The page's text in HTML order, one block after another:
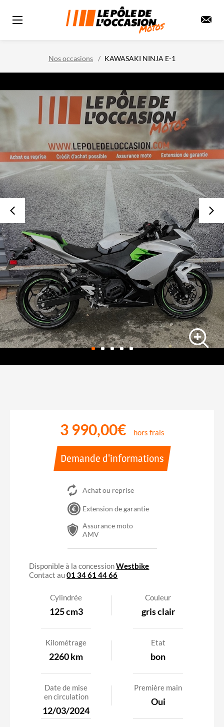
Nos occasions KAWASAKI NINJA E-1
3 990,00€ hors frais
Demande d'informations
Achat ou reprise
Extension de garantie
Assurance moto
AMV
Disponible à la concessionWestbike
Contact au01 34 61 44 66
Cylindrée
125 cm3
Couleur
gris clair
Kilométrage
2260 km
Etat
bon
Date de mise
en circulation
12/03/2024
Première main
Oui